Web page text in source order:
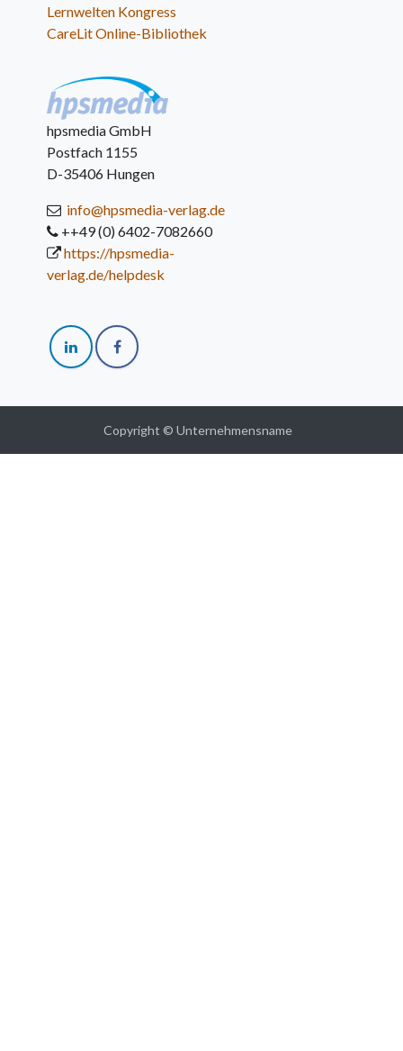
Lernwelten Kongress
CareLit Online-Bibliothek
hpsmedia GmbH
Postfach 1155
D-35406 Hungen
info@hpsmedia-verlag.de
++49 (0) 6402-7082660
https://hpsmedia-
verlag.de/helpdesk
Copyright © Unternehmensname